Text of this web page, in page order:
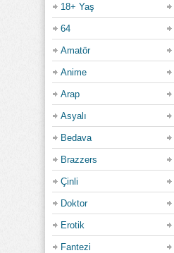
18+ Yaş
64
Amatör
Anime
Arap
Asyalı
Bedava
Brazzers
Çinli
Doktor
Erotik
Fantezi